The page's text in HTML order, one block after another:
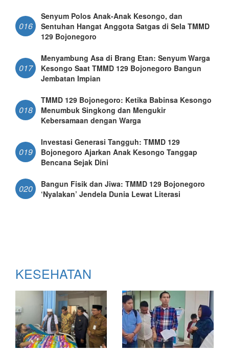
016
Senyum Polos Anak-Anak Kesongo, dan
Sentuhan Hangat Anggota Satgas di Sela TMMD
129 Bojonegoro
017
Menyambung Asa di Brang Etan: Senyum Warga
Kesongo Saat TMMD 129 Bojonegoro Bangun
Jembatan Impian
018
TMMD 129 Bojonegoro: Ketika Babinsa Kesongo
Menumbuk Singkong dan Mengukir
Kebersamaan dengan Warga
019
Investasi Generasi Tangguh: TMMD 129
Bojonegoro Ajarkan Anak Kesongo Tanggap
Bencana Sejak Dini
020
Bangun Fisik dan Jiwa: TMMD 129 Bojonegoro
‘Nyalakan’ Jendela Dunia Lewat Literasi
KESEHATAN